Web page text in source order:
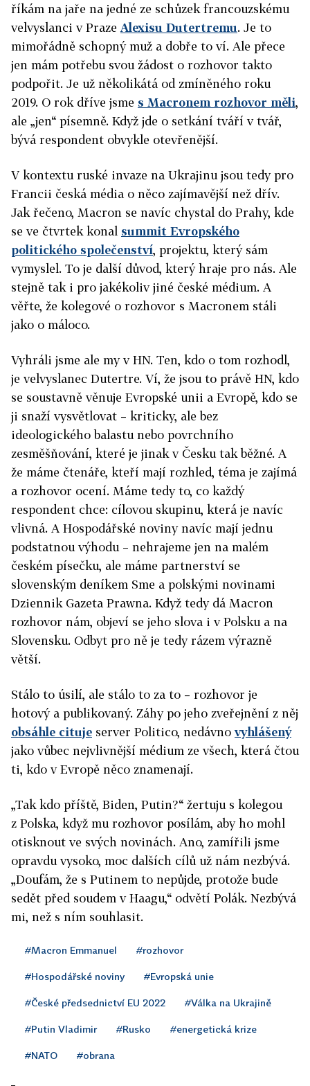
říkám na jaře na jedné ze schůzek francouzskému
velvyslanci v Praze Alexisu Dutertremu. Je to
mimořádně schopný muž a dobře to ví. Ale přece
jen mám potřebu svou žádost o rozhovor takto
podpořit. Je už několikátá od zmíněného roku
2019. O rok dříve jsme s Macronem rozhovor měli,
ale „jen“ písemně. Když jde o setkání tváří v tvář,
bývá respondent obvykle otevřenější.
V kontextu ruské invaze na Ukrajinu jsou tedy pro
Francii česká média o něco zajímavější než dřív.
Jak řečeno, Macron se navíc chystal do Prahy, kde
se ve čtvrtek konal summit Evropského
politického společenství, projektu, který sám
vymyslel. To je další důvod, který hraje pro nás. Ale
stejně tak i pro jakékoliv jiné české médium. A
věřte, že kolegové o rozhovor s Macronem stáli
jako o máloco.
Vyhráli jsme ale my v HN. Ten, kdo o tom rozhodl,
je velvyslanec Dutertre. Ví, že jsou to právě HN, kdo
se soustavně věnuje Evropské unii a Evropě, kdo se
ji snaží vysvětlovat – kriticky, ale bez
ideologického balastu nebo povrchního
zesměšňování, které je jinak v Česku tak běžné. A
že máme čtenáře, kteří mají rozhled, téma je zajímá
a rozhovor ocení. Máme tedy to, co každý
respondent chce: cílovou skupinu, která je navíc
vlivná. A Hospodářské noviny navíc mají jednu
podstatnou výhodu – nehrajeme jen na malém
českém písečku, ale máme partnerství se
slovenským deníkem Sme a polskými novinami
Dziennik Gazeta Prawna. Když tedy dá Macron
rozhovor nám, objeví se jeho slova i v Polsku a na
Slovensku. Odbyt pro ně je tedy rázem výrazně
větší.
Stálo to úsilí, ale stálo to za to – rozhovor je
hotový a publikovaný. Záhy po jeho zveřejnění z něj
obsáhle cituje server Politico, nedávnovyhlášený
jako vůbec nejvlivnější médium ze všech, která čtou
ti, kdo v Evropě něco znamenají.
„Tak kdo příště, Biden, Putin?“ žertuju s kolegou
z Polska, když mu rozhovor posílám, aby ho mohl
otisknout ve svých novinách. Ano, zamířili jsme
opravdu vysoko, moc dalších cílů už nám nezbývá.
„Doufám, že s Putinem to nepůjde, protože bude
sedět před soudem v Haagu,“ odvětí Polák. Nezbývá
mi, než s ním souhlasit.
#Macron Emmanuel #rozhovor
#Hospodářské noviny #Evropská unie
#České předsednictví EU 2022 #Válka na Ukrajině
#Putin Vladimir #Rusko #energetická krize
#NATO #obrana